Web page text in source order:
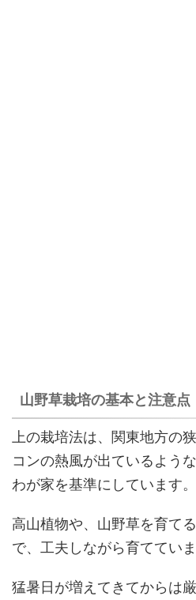
山野草栽培の基本と注意点
上の栽培法は、関東地方の
コンの熱風が出ているよう
わが家を基準にしています。
高山植物や、山野草を育て
で、工夫しながら育てていま
猛暑日が増えてきてからは